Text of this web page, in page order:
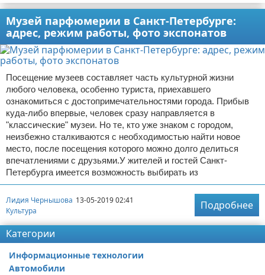
Музей парфюмерии в Санкт-Петербурге:
адрес, режим работы, фото экспонатов
Посещение музеев составляет часть культурной жизни
любого человека, особенно туриста, приехавшего
ознакомиться с достопримечательностями города. Прибыв
куда-либо впервые, человек сразу направляется в
"классические" музеи. Но те, кто уже знаком с городом,
неизбежно сталкиваются с необходимостью найти новое
место, после посещения которого можно долго делиться
впечатлениями с друзьями.У жителей и гостей Санкт-
Петербурга имеется возможность выбирать из
Лидия Чернышова 13-05-2019 02:41
Культура
Подробнее
Категории
Информационные технологии
Автомобили